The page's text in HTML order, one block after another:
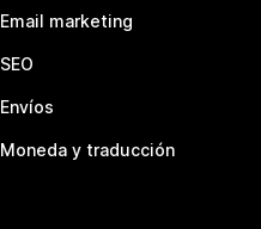
Email marketing
SEO
Envíos
Moneda y traducción